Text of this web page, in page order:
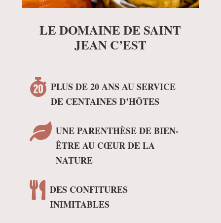
LE DOMAINE DE SAINT
JEAN C’EST
 PLUS DE 20 ANS AU SERVICE
DE CENTAINES D’HÔTES
 UNE PARENTHÈSE DE BIEN-
ÊTRE AU CŒUR DE LA
NATURE

DES CONFITURES
INIMITABLES